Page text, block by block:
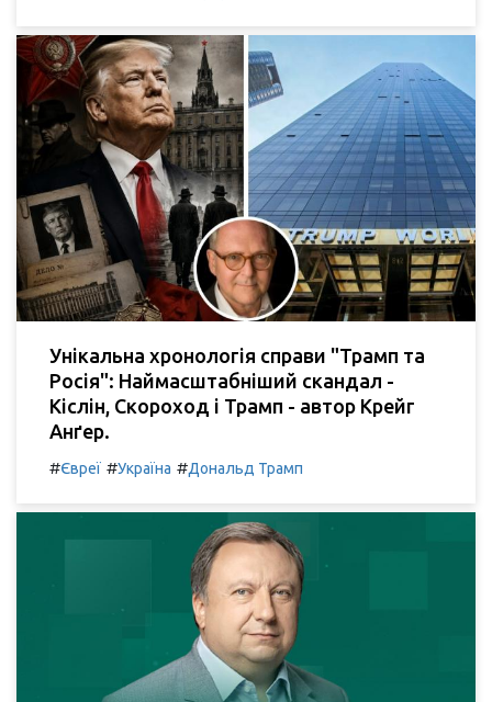
Унікальна хронологія справи "Трамп та
Росія": Наймасштабніший скандал -
Кіслін, Скороход і Трамп - автор Крейг
Анґер.
#Євреї #Україна #Дональд Трамп